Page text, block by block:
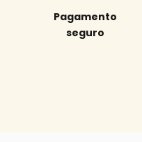
Pagamento
seguro